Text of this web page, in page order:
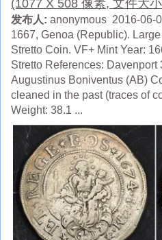
(1077 X 508 像素, 文件大
发布人: anonymous 2016-06-
1667, Genoa (Republic).
Stretto Coin. VF+ Mint Year:
Stretto References: Davenport
Augustinus Boniventus (AB)
cleaned in the past (traces of
Weight: 38.1 ...